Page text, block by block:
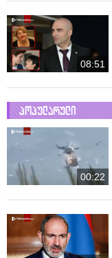
08:51
პოპულარული
00:22